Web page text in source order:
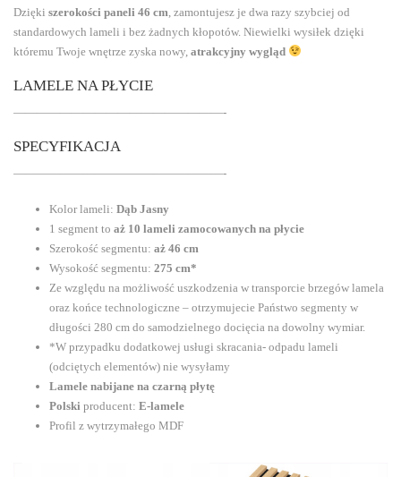
Dzięki szerokości paneli 46 cm , zamontujesz je dwa razy szybciej od
standardowych lameli i bez żadnych kłopotów. Niewielki wysiłek dzięki
któremu Twoje wnętrze zyska nowy, atrakcyjny wygląd
LAMELE NA PŁYCIE
——————————————————-
SPECYFIKACJA
——————————————————-
Kolor lameli: Dąb Jasny
1 segment to aż 10 lameli zamocowanych na płycie
Szerokość segmentu: aż 46 cm
Wysokość segmentu: 275 cm*
Ze względu na możliwość uszkodzenia w transporcie brzegów lamela
oraz końce technologiczne – otrzymujecie Państwo segmenty w
długości 280 cm do samodzielnego docięcia na dowolny wymiar.
*W przypadku dodatkowej usługi skracania- odpadu lameli
(odciętych elementów) nie wysyłamy
Lamele nabijane na czarną płytę
Polski producent: E-lamele
Profil z wytrzymałego MDF